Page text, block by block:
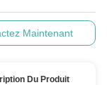
Maintenant
Du Produit